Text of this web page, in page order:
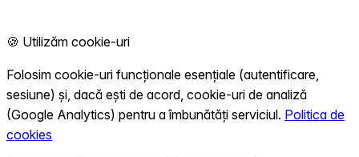
🍪 Utilizăm cookie-uri
Folosim cookie-uri funcționale esențiale (autentificare,
sesiune) și, dacă ești de acord, cookie-uri de analiză
(Google Analytics) pentru a îmbunătăți serviciul. Politica de
cookies